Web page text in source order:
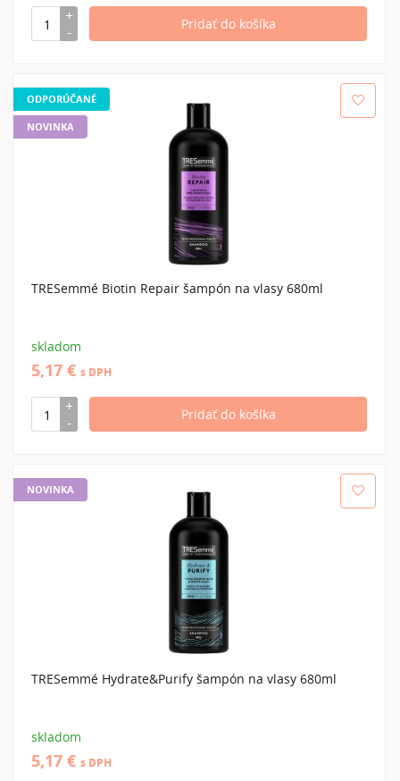
ODPORÚČANÉ
NOVINKA
TRESemmé Biotin Repair šampón na vlasy 680ml
skladom
5,17 € s DPH
NOVINKA
TRESemmé Hydrate&Purify šampón na vlasy 680ml
skladom
5,17 € s DPH